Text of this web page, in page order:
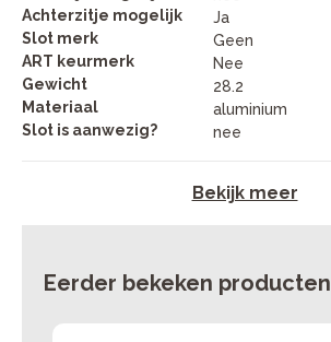
Achterzitje mogelijk
Ja
Slot merk
Geen
ART keurmerk
Nee
Gewicht
28.2
Materiaal
aluminium
Slot is aanwezig?
nee
Bekijk meer
Eerder bekeken producten